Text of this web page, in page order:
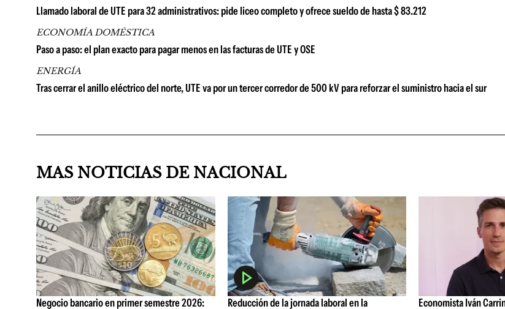
Llamado laboral de UTE para 32 administrativos: pide liceo completo y ofrece sueldo de hasta $ 83.212
ECONOMÍA DOMÉSTICA
Paso a paso: el plan exacto para pagar menos en las facturas de UTE y OSE
ENERGÍA
Tras cerrar el anillo eléctrico del norte, UTE va por un tercer corredor de 500 kV para reforzar el suministro hacia el sur
MAS NOTICIAS DE NACIONAL
Negocio bancario en primer semestre 2026: Reducción de la jornada laboral en la Economista Iván